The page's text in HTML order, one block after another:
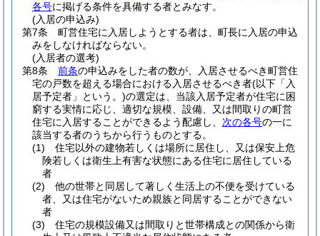
各号に掲げる条件を具備する者とみなす。
(入居の申込み)
第7条
町営住宅に入居しようとする者は、町長に入居の申込
みをしなければならない。
(入居者の選考)
第8条
前条の申込みをした者の数が、入居させるべき町営住
宅の戸数を超える場合における入居させるべき者(以下「入
居予定者」という。)の選定は、当該入居予定者が住宅に困
窮する実情に応じ、適切な規模、設備、又は間取りの町営
住宅に入居することができるよう配慮し、 次の各号の一に
該当する者のうちから行うものとする。
(1)
住宅以外の建物若しくは場所に居住し、又は保安上危
険若しくは衛生上有害な状態にある住宅に居住している
者
(2)
他の世帯と同居して著しく生活上の不便を受けている
者、又は住宅がないため親族と同居することができない
者
(3)
住宅の規模設備又は間取りと世帯構成との関係から衛